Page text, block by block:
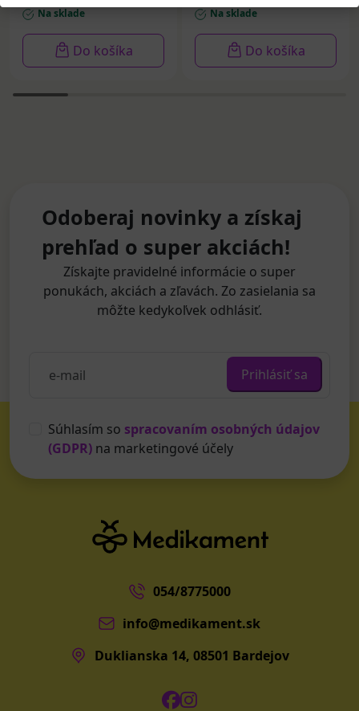
Na sklade
Do košíka
Na sklade
Do košíka
Odoberaj novinky a získaj
prehľad o super akciách!
Získajte pravidelné informácie o super
ponukách, akciách a zľavách. Zo zasielania sa
môžte kedykoľvek odhlásiť.
Prihlásiť sa
Súhlasím so spracovaním osobných údajov
(GDPR) na marketingové účely
054/8775000
info@medikament.sk
Duklianska 14, 08501 Bardejov